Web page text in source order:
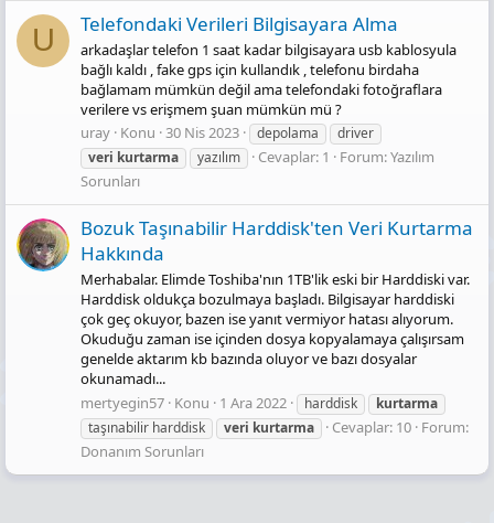
U Telefondaki Verileri Bilgisayara Alma
arkadaşlar telefon 1 saat kadar bilgisayara usb kablosyula
bağlı kaldı , fake gps için kullandık , telefonu birdaha
bağlamam mümkün değil ama telefondaki fotoğraflara
verilere vs erişmem şuan mümkün mü ?
uray Konu 30 Nis 2023 depolama
driver
veri kurtarma yazılım Cevaplar: 1 Forum:Yazılım
Sorunları
Bozuk Taşınabilir Harddisk'ten Veri Kurtarma
Hakkında
Merhabalar. Elimde Toshiba'nın 1TB'lik eski bir Harddiski var.
Harddisk oldukça bozulmaya başladı. Bilgisayar harddiski
çok geç okuyor, bazen ise yanıt vermiyor hatası alıyorum.
Okuduğu zaman ise içinden dosya kopyalamaya çalışırsam
genelde aktarım kb bazında oluyor ve bazı dosyalar
okunamadı...
mertyegin57 Konu 1 Ara 2022 harddisk
kurtarma
taşınabilir harddisk
veri kurtarma Cevaplar: 10 Forum:
Donanım Sorunları